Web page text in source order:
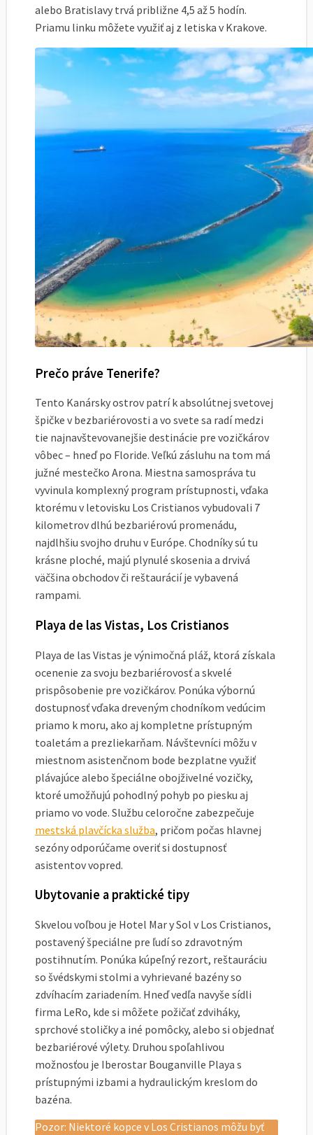
alebo Bratislavy trvá približne 4,5 až 5 hodín.
Priamu linku môžete využiť aj z letiska v Krakove.
Prečo práve Tenerife?
Tento Kanársky ostrov patrí k absolútnej svetovej
špičke v bezbariérovosti a vo svete sa radí medzi
tie najnavštevovanejšie destinácie pre vozičkárov
vôbec – hneď po Floride. Veľkú zásluhu na tom má
južné mestečko Arona. Miestna samospráva tu
vyvinula komplexný program prístupnosti, vďaka
ktorému v letovisku Los Cristianos vybudovali 7
kilometrov dlhú bezbariérovú promenádu,
najdlhšiu svojho druhu v Európe. Chodníky sú tu
krásne ploché, majú plynulé skosenia a drvivá
väčšina obchodov či reštaurácií je vybavená
rampami.
Playa de las Vistas, Los Cristianos
Playa de las Vistas je výnimočná pláž, ktorá získala
ocenenie za svoju bezbariérovosť a skvelé
prispôsobenie pre vozičkárov. Ponúka výbornú
dostupnosť vďaka dreveným chodníkom vedúcim
priamo k moru, ako aj kompletne prístupným
toaletám a prezliekarňam. Návštevníci môžu v
miestnom asistenčnom bode bezplatne využiť
plávajúce alebo špeciálne obojživelné vozičky,
ktoré umožňujú pohodlný pohyb po piesku aj
priamo vo vode. Službu celoročne zabezpečuje
mestská plavčícka služba, pričom počas hlavnej
sezóny odporúčame overiť si dostupnosť
asistentov vopred.
Ubytovanie a praktické tipy
Skvelou voľbou je Hotel Mar y Sol v Los Cristianos,
postavený špeciálne pre ľudí so zdravotným
postihnutím. Ponúka kúpeľný rezort, reštauráciu
so švédskymi stolmi a vyhrievané bazény so
zdvíhacím zariadením. Hneď vedľa navyše sídli
firma LeRo, kde si môžete požičať zdviháky,
sprchové stoličky a iné pomôcky, alebo si objednať
bezbariérové výlety. Druhou spoľahlivou
možnosťou je Iberostar Bouganville Playa s
prístupnými izbami a hydraulickým kreslom do
bazéna.
Pozor: Niektoré kopce v Los Cristianos môžu byť